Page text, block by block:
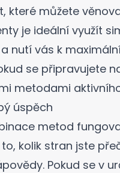
které můžete
je ideální využít
nutí vás k
se připravujete
metodami
úspěch
metod
kolik stran jste
Pokud se v